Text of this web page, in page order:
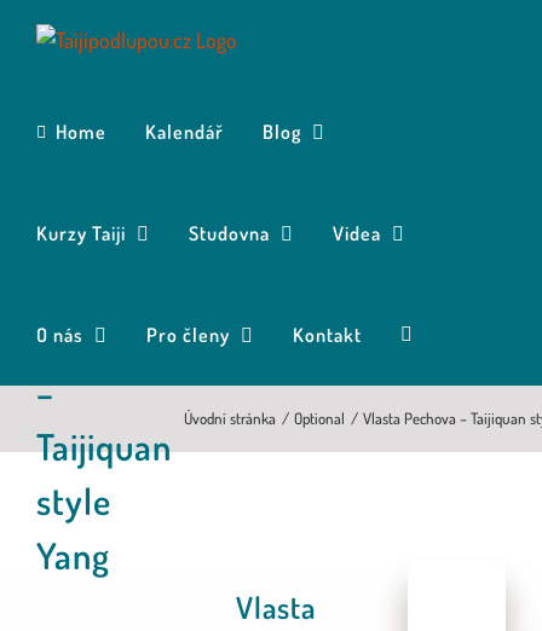
Home Kalendář Blog
Kurzy Taiji Studovna Videa
O nás Pro členy Kontakt
Pechova
–
Taijiquan
style
Yang
Úvodní stránka Optional Vlasta Pechova – Taijiquan
Vlasta